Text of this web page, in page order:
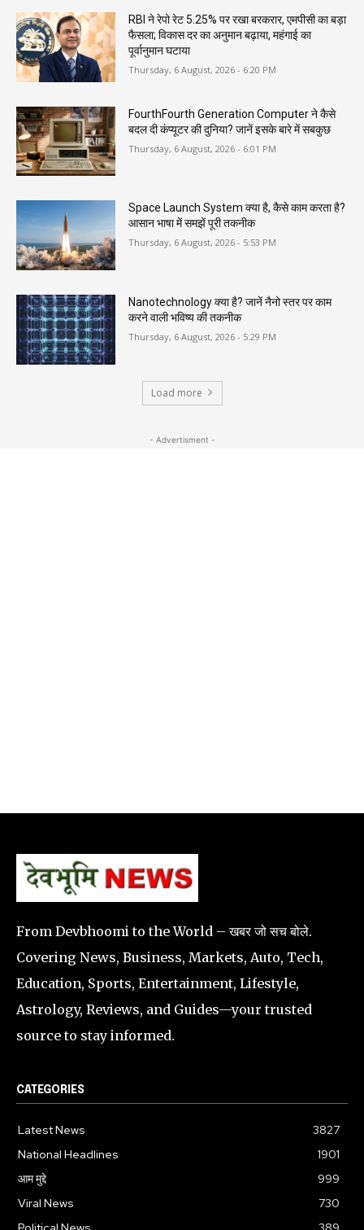
RBI ने रेपो रेट 5.25% पर रखा बरकरार, एमपीसी का बड़ा
फैसला; विकास दर का अनुमान बढ़ाया, महंगाई का
पूर्वानुमान घटाया
Thursday, 6 August, 2026 - 6:20 PM
FourthFourth Generation Computer ने कैसे
बदल दी कंप्यूटर की दुनिया? जानें इसके बारे में सबकुछ
Thursday, 6 August, 2026 - 6:01 PM
Space Launch System क्या है, कैसे काम करता है?
आसान भाषा में समझें पूरी तकनीक
Thursday, 6 August, 2026 - 5:53 PM
Nanotechnology क्या है? जानें नैनो स्तर पर काम
करने वाली भविष्य की तकनीक
Thursday, 6 August, 2026 - 5:29 PM
Load more
- Advertisment -
From Devbhoomi to the World – खबर जो सच बोले.
Covering News, Business, Markets, Auto, Tech,
Education, Sports, Entertainment, Lifestyle,
Astrology, Reviews, and Guides—your trusted
source to stay informed.
CATEGORIES
Latest News
3827
National Headlines
1901
आम मुद्दे
999
Viral News
730